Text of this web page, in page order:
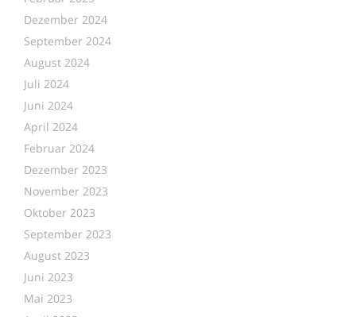
Dezember 2024
September 2024
August 2024
Juli 2024
Juni 2024
April 2024
Februar 2024
Dezember 2023
November 2023
Oktober 2023
September 2023
August 2023
Juni 2023
Mai 2023